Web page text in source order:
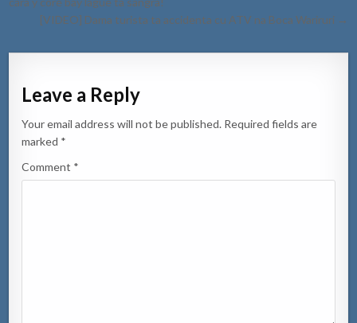
[VIDEO] Dama turista ta accidenta cu ATV na Boca Wariruri →
Leave a Reply
Your email address will not be published. Required fields are
marked *
Comment *